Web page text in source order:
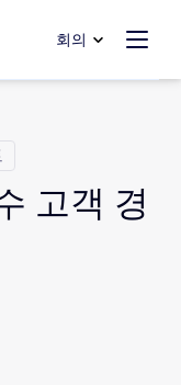
회의
고객 경